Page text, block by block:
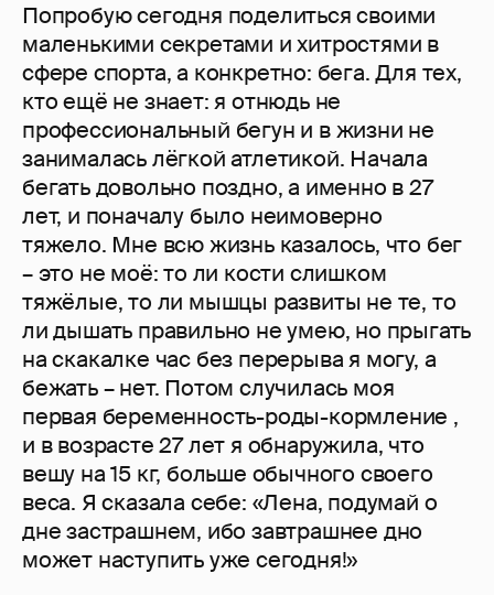
Попробую сегодня поделиться своими
маленькими секретами и хитростями в
сфере спорта, а конкретно: бега. Для тех,
кто ещё не знает: я отнюдь не
профессиональный бегун и в жизни не
занималась лёгкой атлетикой. Начала
бегать довольно поздно, а именно в 27
лет, и поначалу было неимоверно
тяжело. Мне всю жизнь казалось, что бег
– это не моё: то ли кости слишком
тяжёлые, то ли мышцы развиты не те, то
ли дышать правильно не умею, но прыгать
на скакалке час без перерыва я могу, а
бежать – нет. Потом случилась моя
первая беременность-роды-кормление ,
и в возрасте 27 лет я обнаружила, что
вешу на 15 кг, больше обычного своего
веса. Я сказала себе: «Лена, подумай о
дне застрашнем, ибо завтрашнее дно
может наступить уже сегодня!»